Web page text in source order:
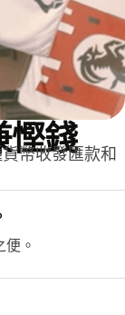
慳錢
幣收發匯款和
。